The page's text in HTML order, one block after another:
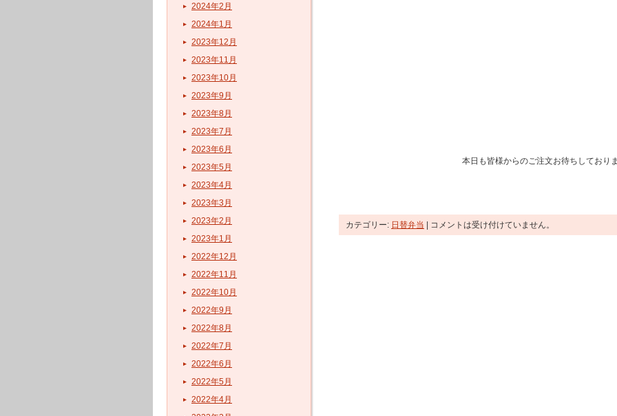
2024年2月
2024年1月
2023年12月
2023年11月
2023年10月
2023年9月
2023年8月
2023年7月
2023年6月
2023年5月
2023年4月
2023年3月
2023年2月
2023年1月
2022年12月
2022年11月
2022年10月
2022年9月
2022年8月
2022年7月
2022年6月
2022年5月
2022年4月
本日も皆様からのご注文お待ちしており
カテゴリー: 日替弁当 コメントは受け付けていません。